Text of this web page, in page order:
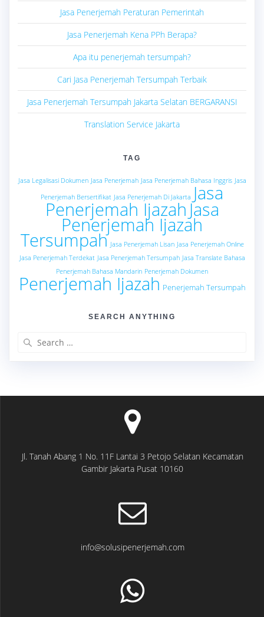
Jasa Penerjemah Peraturan Pemerintah
Jasa Penerjemah Kena PPh Berapa?
Apa itu penerjemah tersumpah?
Cari Jasa Penerjemah Tersumpah Terbaik
Jasa Penerjemah Tersumpah Jakarta Selatan BERGARANSI
Translation Service Jakarta
TAG
Jasa Legalisasi Dokumen Jasa Penerjemah Jasa Penerjemah Bahasa Inggris Jasa
Penerjemah Bersertifikat Jasa Penerjemah Di Jakarta Jasa
Penerjemah Ijazah Jasa
Penerjemah Ijazah
Tersumpah Jasa Penerjemah Lisan Jasa Penerjemah Online
Jasa Penerjemah Terdekat Jasa Penerjemah Tersumpah Jasa Translate Bahasa
Penerjemah Bahasa Mandarin Penerjemah Dokumen
Penerjemah Ijazah Penerjemah Tersumpah
SEARCH ANYTHING
Jl. Tanah Abang 1 No. 11F Lantai 3 Petojo Selatan Kecamatan
Gambir Jakarta Pusat 10160
info@solusipenerjemah.com